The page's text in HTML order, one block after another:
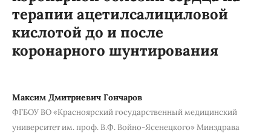
терапии ацетилсалициловой
кислотой до и после
коронарного шунтирования
Максим Дмитриевич Гончаров
ФГБОУ ВО «Красноярский государственный медицинский
университет им. проф. В.Ф. Войно-Ясенецкого» Минздрава